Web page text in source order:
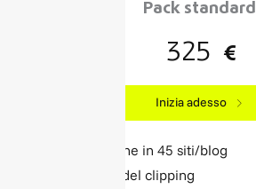
Pack standard
325 €
Diffusione in 45 siti/blog
Report del clipping
Inizia adesso